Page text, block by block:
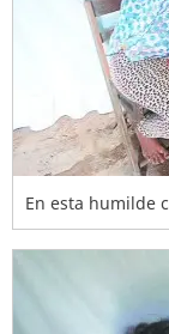
En esta humilde